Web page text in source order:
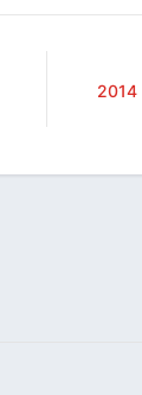
كلمات دعاء فضل شاكر عشق الحواس 2014